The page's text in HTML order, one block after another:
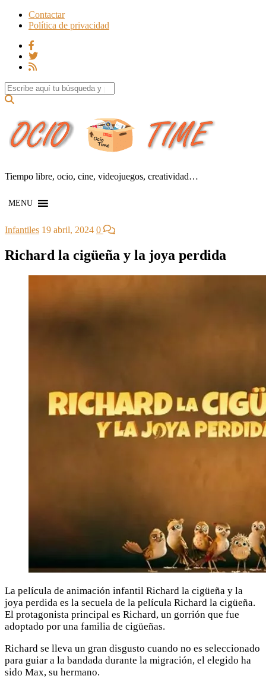
Contactar
Política de privacidad
Search for:
Tiempo libre, ocio, cine, videojuegos, creatividad…
MENU
Infantiles 19 abril, 2024 0
Richard la cigüeña y la joya perdida
La película de animación infantil Richard la cigüeña y la
joya perdida es la secuela de la película Richard la cigüeña.
El protagonista principal es Richard, un gorrión que fue
adoptado por una familia de cigüeñas.
Richard se lleva un gran disgusto cuando no es seleccionado
para guiar a la bandada durante la migración, el elegido ha
sido Max, su hermano.